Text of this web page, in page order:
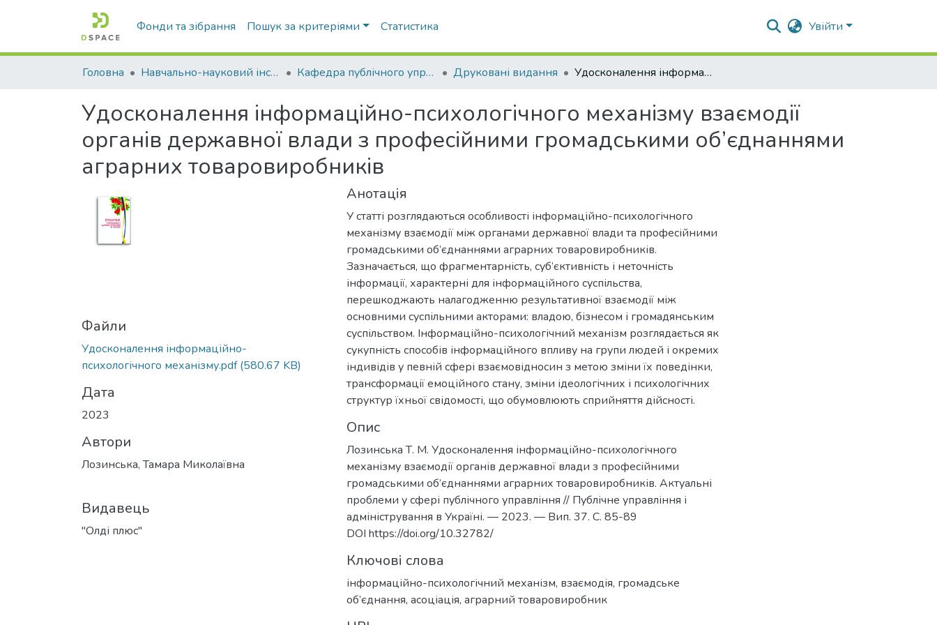
Фонди та зібрання Пошук за критеріями Статистика Увійти
Головна Навчально-науковий інститут економіки, управління, права та інформаційних технологій Кафедра публічного управління та адміністрування Друковані видання Удосконалення інформаційно-психологічного механізму взаємодії органів державної влади з професійними громадськими об’єднаннями аграрних товаровиробників
Удосконалення інформаційно-психологічного механізму взаємодії
органів державної влади з професійними громадськими об’єднаннями
аграрних товаровиробників
Файли
Удосконалення інформаційно-
психологічного механізму.pdf(580.67 KB)
Дата
2023
Автори
Лозинська, Тамара Миколаївна
Видавець
"Олді плюс"
Анотація
У статті розглядаються особливості інформаційно-психологічного
механізму взаємодії між органами державної влади та професійними
громадськими об’єднаннями аграрних товаровиробників.
Зазначається, що фрагментарність, суб’єктивність і неточність
інформації, характерні для інформаційного суспільства,
перешкоджають налагодженню результативної взаємодії між
основними суспільними акторами: владою, бізнесом і громадянським
суспільством. Інформаційно-психологічний механізм розглядається як
сукупність способів інформаційного впливу на групи людей і окремих
індивідів у певній сфері взаємовідносин з метою зміни їх поведінки,
трансформації емоційного стану, зміни ідеологічних і психологічних
структур їхньої свідомості, що обумовлюють сприйняття дійсності.
Опис
Лозинська Т. М. Удосконалення інформаційно-психологічного
механізму взаємодії органів державної влади з професійними
громадськими об’єднаннями аграрних товаровиробників. Актуальні
проблеми у сфері публічного управління // Публічне управління і
адміністрування в Україні. — 2023. — Вип. 37. С. 85-89
DOI https://doi.org/10.32782/
Ключові слова
інформаційно-психологічний механізм, взаємодія, громадське
об’єднання, асоціація, аграрний товаровиробник